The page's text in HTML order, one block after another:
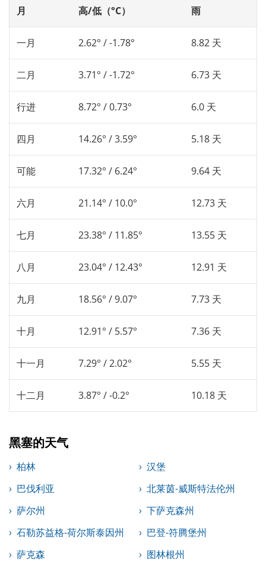
月 高/低（°C） 雨
一月 2.62° / -1.78° 8.82 天
二月 3.71° / -1.72° 6.73 天
行进 8.72° / 0.73° 6.0 天
四月 14.26° / 3.59° 5.18 天
可能 17.32° / 6.24° 9.64 天
六月 21.14° / 10.0° 12.73 天
七月 23.38° / 11.85° 13.55 天
八月 23.04° / 12.43° 12.91 天
九月 18.56° / 9.07° 7.73 天
十月 12.91° / 5.57° 7.36 天
十一月 7.29° / 2.02° 5.55 天
十二月 3.87° / -0.2° 10.18 天
黑塞的天气
柏林
汉堡
巴伐利亚
北莱茵-威斯特法伦州
萨尔州
下萨克森州
石勒苏益格-荷尔斯泰因州
巴登-符腾堡州
萨克森
图林根州